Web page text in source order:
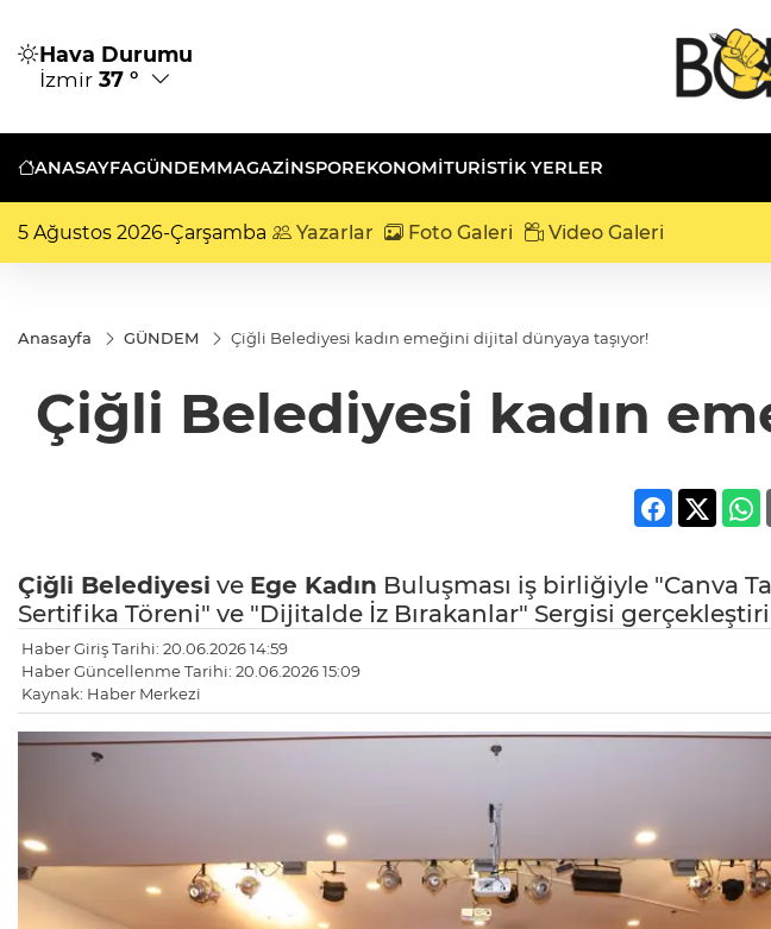
Hava Durumu
İzmir 37 °
ANASAYFAGÜNDEMMAGAZİNSPOREKONOMİTURISTIK YERLER
5 Ağustos 2026-Çarşamba Yazarlar Foto Galeri Video Galeri
Anasayfa GÜNDEM Çiğli Belediyesi kadın emeğini dijital dünyaya taşıyor!
Çiğli Belediyesi kadın
Çiğli Belediyesi ve Ege Kadın Buluşması iş birliğiyle "Canva
Sertifika Töreni" ve "Dijitalde İz Bırakanlar" Sergisi
Haber Giriş Tarihi: 20.06.2026 14:59
Haber Güncellenme Tarihi: 20.06.2026 15:09
Kaynak: Haber Merkezi